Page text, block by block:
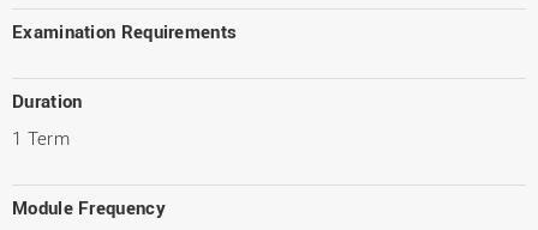
Examination Requirements
Duration
1 Term
Module Frequency